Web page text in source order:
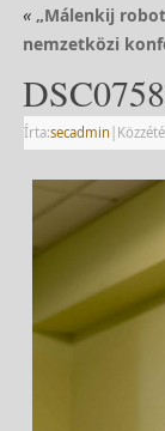
«„Málenkij
nemzetközi
Írta:secadmin |